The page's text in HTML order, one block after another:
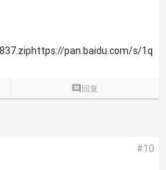
pan.baidu.com/s/1q
 回复
#10